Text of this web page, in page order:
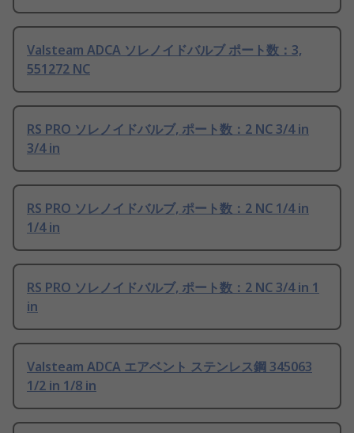
Valsteam ADCA ソレノイドバルブ ポート数：3,
551272 NC
RS PRO ソレノイドバルブ, ポート数：2 NC 3/4 in
3/4 in
RS PRO ソレノイドバルブ, ポート数：2 NC 1/4 in
1/4 in
RS PRO ソレノイドバルブ, ポート数：2 NC 3/4 in 1
in
Valsteam ADCA エアベント ステンレス鋼 345063
1/2 in 1/8 in